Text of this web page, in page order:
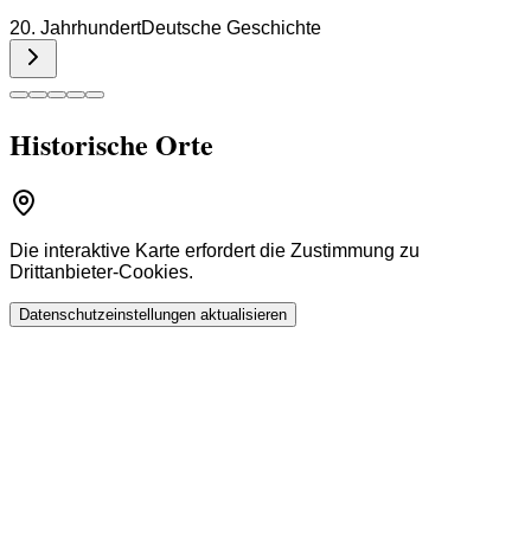
20. JahrhundertDeutsche Geschichte
Historische Orte
Die interaktive Karte erfordert die Zustimmung zu
Drittanbieter-Cookies.
Datenschutzeinstellungen aktualisieren